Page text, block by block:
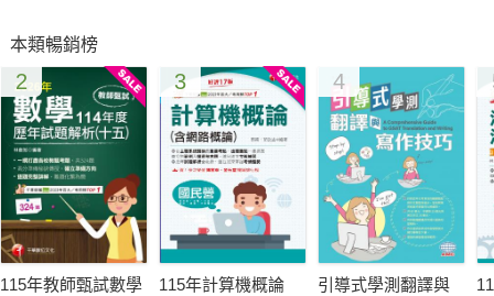
本類暢銷榜
2
115年教師甄試數學
3
115年計算機概論
4
引導式學測翻譯與